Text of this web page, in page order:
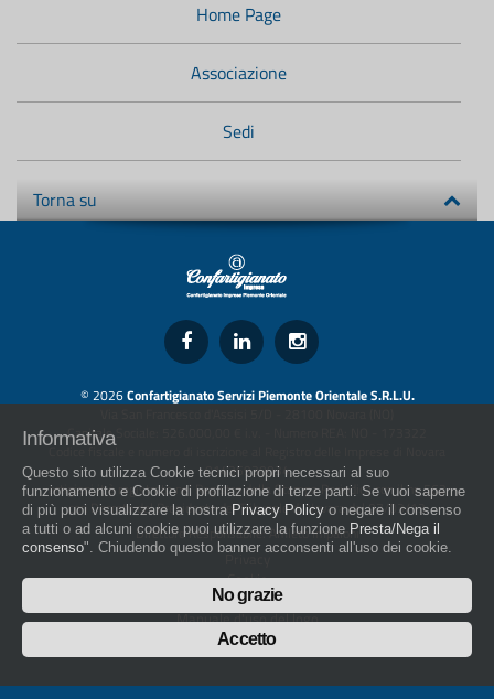
Home Page
Associazione
Sedi
Torna su
© 2026Confartigianato Servizi Piemonte Orientale S.R.L.U.
Capitale Sociale: 526.000,00 € i.v. - Numero REA: NO - 173322
Codice fiscale e numero di iscrizione al Registro delle Imprese di Novara
01436930034
artigiani.it è registrato nel Registro della Stampa Periodica con il nr. 562
con Decreto del Presidente del Tribunale di Novara del 07/03/13
Direttore Responsabile: Amleto Impaloni
Privacy
Cookie
Whistleblowing
Manuale d'uso del logo
Policy sulla Parità di genere
Informativa
Questo sito utilizza Cookie tecnici propri necessari al suo
funzionamento e Cookie di profilazione di terze parti. Se vuoi saperne
di più puoi visualizzare la nostra Privacy Policy o negare il consenso
a tutti o ad alcuni cookie puoi utilizzare la funzione Presta/Nega il
consenso". Chiudendo questo banner acconsenti all'uso dei cookie.
No grazie
Accetto